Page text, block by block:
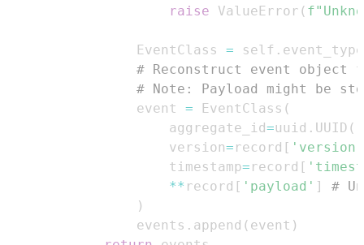
raise ValueError (
                EventClass
= self .
# Reconstruct event object
# Note: Payload might be
                event
= EventClass (
                    aggregate_id
=uuid . UUID (
                    version
= record [ 'version'
                    timestamp
= record [
** record [ 'payload' ]
#
)
                events
. append ( event )